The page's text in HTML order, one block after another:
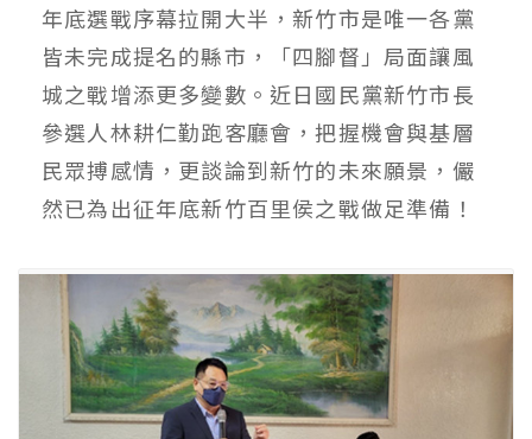
年底選戰序幕拉開大半，新竹市是唯一各黨
皆未完成提名的縣市，「四腳督」局面讓風
城之戰增添更多變數。近日國民黨新竹市長
參選人林耕仁勤跑客廳會，把握機會與基層
民眾搏感情，更談論到新竹的未來願景，儼
然已為出征年底新竹百里侯之戰做足準備！